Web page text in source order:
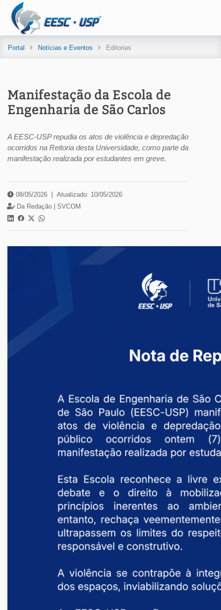
Portal Notícias e Eventos Editorias
Manifestação da Escola de
Engenharia de São Carlos
A EESC-USP repudia os atos de violência e depredação
ocorridos na Reitoria desta Universidade, como parte da
manifestação realizada por estudantes em greve.
08/05/2026
Atualizado: 10/05/2026
Da Redação | SVCOM